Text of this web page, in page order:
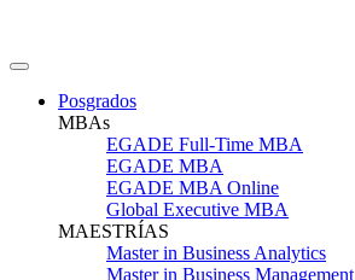
Posgrados
MBAs
EGADE Full-Time MBA
EGADE MBA
EGADE MBA Online
Global Executive MBA
MAESTRÍAS
Master in Business Analytics
Master in Business Management